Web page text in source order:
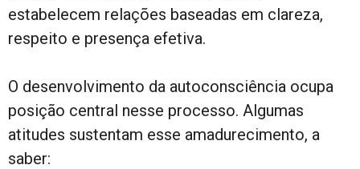
estabelecem relações baseadas em clareza,
respeito e presença efetiva.
O desenvolvimento da autoconsciência ocupa
posição central nesse processo. Algumas
atitudes sustentam esse amadurecimento, a
saber: